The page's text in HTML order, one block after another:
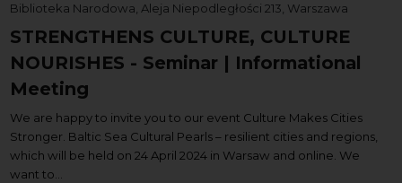
Biblioteka Narodowa, Aleja Niepodległości 213, Warszawa
STRENGTHENS CULTURE, CULTURE
NOURISHES - Seminar | Informational
Meeting
We are happy to invite you to our event Culture Makes Cities
Stronger. Baltic Sea Cultural Pearls – resilient cities and regions,
which will be held on 24 April 2024 in Warsaw and online. We
want to...